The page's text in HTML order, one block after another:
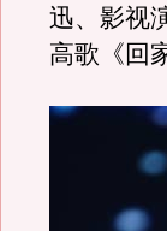
迅、影视
高歌《回